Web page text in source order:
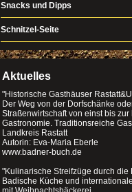
Snacks und Dipps
Schnitzel-Seite
Aktuelles
"Historische Gasthäuser
Der Weg von der Dorfschänke
Straßenwirtschaft von einst bis zur
Gastronomie. Traditionsreiche
Landkreis Rastatt
Autorin: Eva-Maria Eberle
www.badner-buch.de
"Kulinarische Streifzüge durch die
Badische Küche und